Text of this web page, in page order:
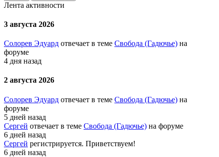
Лента активности
3 августа 2026
Солорев Эдуард отвечает в теме Свобода (Гадючье) на
форуме
4 дня назад
2 августа 2026
Солорев Эдуард отвечает в теме Свобода (Гадючье) на
форуме
5 дней назад
Сергей отвечает в теме Свобода (Гадючье) на форуме
6 дней назад
Сергей регистрируется. Приветствуем!
6 дней назад